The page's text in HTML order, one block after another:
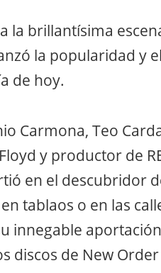
la brillantísima
la popularidad y
de hoy.
Carmona, Teo
y productor de
en el descubridor
tablaos o en las
innegable
discos de New